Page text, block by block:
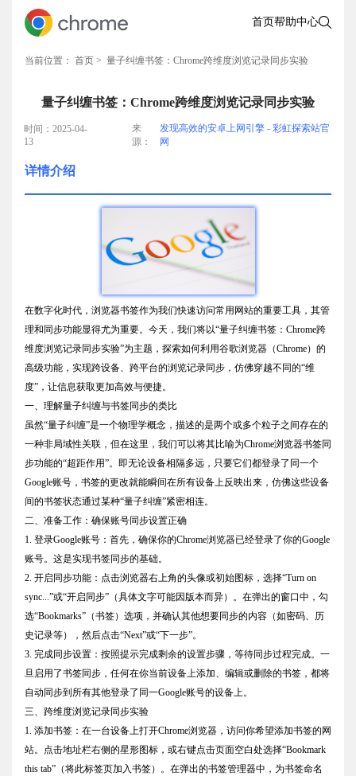
首页帮助中心
当前位置： 首页 > 量子纠缠书签：Chrome跨维度浏览记录同步实验
量子纠缠书签：Chrome跨维度浏览记录同步实验
时间：2025-04-
13
来
源：
发现高效的安卓上网引擎 - 彩虹探索站官
网
详情介绍
在数字化时代，浏览器书签作为我们快速访问常用网站的重要工具，其管
理和同步功能显得尤为重要。今天，我们将以“量子纠缠书签：Chrome跨
维度浏览记录同步实验”为主题，探索如何利用谷歌浏览器（Chrome）的
高级功能，实现跨设备、跨平台的浏览记录同步，仿佛穿越不同的“维
度”，让信息获取更加高效与便捷。
一、理解量子纠缠与书签同步的类比
虽然“量子纠缠”是一个物理学概念，描述的是两个或多个粒子之间存在的
一种非局域性关联，但在这里，我们可以将其比喻为Chrome浏览器书签同
步功能的“超距作用”。即无论设备相隔多远，只要它们都登录了同一个
Google账号，书签的更改就能瞬间在所有设备上反映出来，仿佛这些设备
间的书签状态通过某种“量子纠缠”紧密相连。
二、准备工作：确保账号同步设置正确
1. 登录Google账号：首先，确保你的Chrome浏览器已经登录了你的Google
账号。这是实现书签同步的基础。
2. 开启同步功能：点击浏览器右上角的头像或初始图标，选择“Turn on
sync...”或“开启同步”（具体文字可能因版本而异）。在弹出的窗口中，勾
选“Bookmarks”（书签）选项，并确认其他想要同步的内容（如密码、历
史记录等），然后点击“Next”或“下一步”。
3. 完成同步设置：按照提示完成剩余的设置步骤，等待同步过程完成。一
旦启用了书签同步，任何在你当前设备上添加、编辑或删除的书签，都将
自动同步到所有其他登录了同一Google账号的设备上。
三、跨维度浏览记录同步实验
1. 添加书签：在一台设备上打开Chrome浏览器，访问你希望添加书签的网
站。点击地址栏右侧的星形图标，或右键点击页面空白处选择“Bookmark
this tab”（将此标签页加入书签）。在弹出的书签管理器中，为书签命名